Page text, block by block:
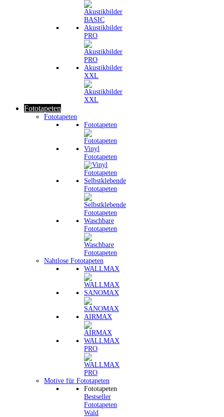
Akustikbilder
PRO
Akustikbilder
XXL
Fototapeten
Fototapeten
Fototapeten
Vinyl
Fototapeten
Selbstklebende
Fototapeten
Waschbare
Fototapeten
Nahtlose Fototapeten
WALLMAX
SANOMAX
AIRMAX
WALLMAX
PRO
Motive für Fototapeten
Fototapeten
Bestseller
Fototapeten
Wald